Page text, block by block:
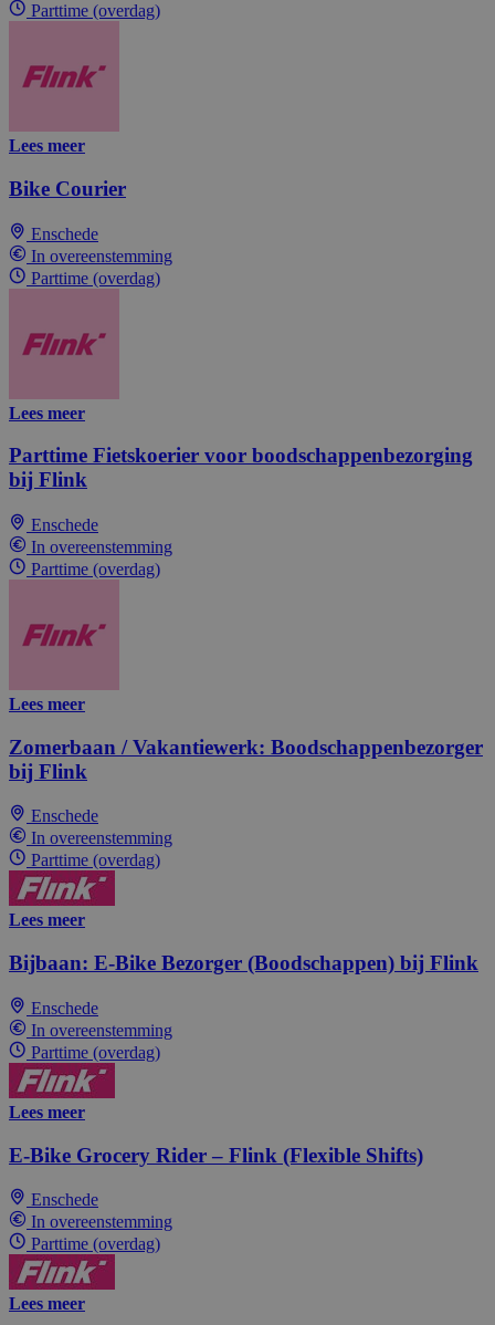
Parttime (overdag)
Lees meer
Bike Courier
Enschede
In overeenstemming
Parttime (overdag)
Lees meer
Parttime Fietskoerier voor boodschappenbezorging
bij Flink
Enschede
In overeenstemming
Parttime (overdag)
Lees meer
Zomerbaan / Vakantiewerk: Boodschappenbezorger
bij Flink
Enschede
In overeenstemming
Parttime (overdag)
Lees meer
Bijbaan: E-Bike Bezorger (Boodschappen) bij Flink
Enschede
In overeenstemming
Parttime (overdag)
Lees meer
E-Bike Grocery Rider – Flink (Flexible Shifts)
Enschede
In overeenstemming
Parttime (overdag)
Lees meer